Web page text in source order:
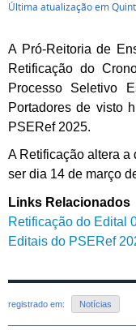
Última atualização em
A Pró-Reitoria de
Retificação do
Processo Seletivo
Portadores de visto
PSERef 2025.
A Retificação altera a
ser dia 14 de março
Links Relacionados
Retificação do Edital
Editais do PSERef
registrado em: Notícias